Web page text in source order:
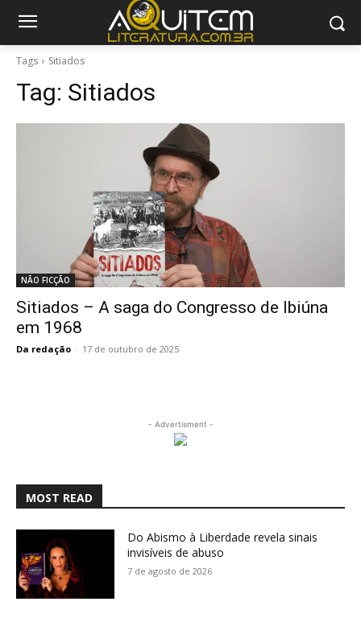
Tags Sitiados
Tag: Sitiados
NÃO FICÇÃO
Sitiados – A saga do Congresso de Ibiúna
em 1968
Da redação - 17 de outubro de 2025
- Advertisment -
MOST READ
Do Abismo à Liberdade revela sinais
invisíveis de abuso
7 de agosto de 2026